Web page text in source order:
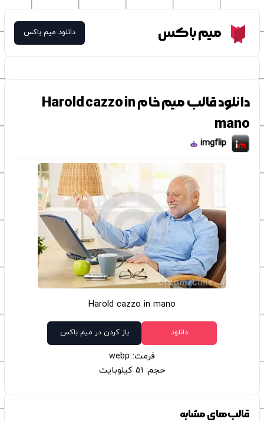
Meme Boxمیم باکس دانلود میم باکس
دانلود قالب میم خام Harold cazzo in
mano
imgflip
Harold cazzo in mano
دانلود باز کردن در میم باکس
فرمت: webp
حجم: 51 کیلوبایت
قالب‌های مشابه